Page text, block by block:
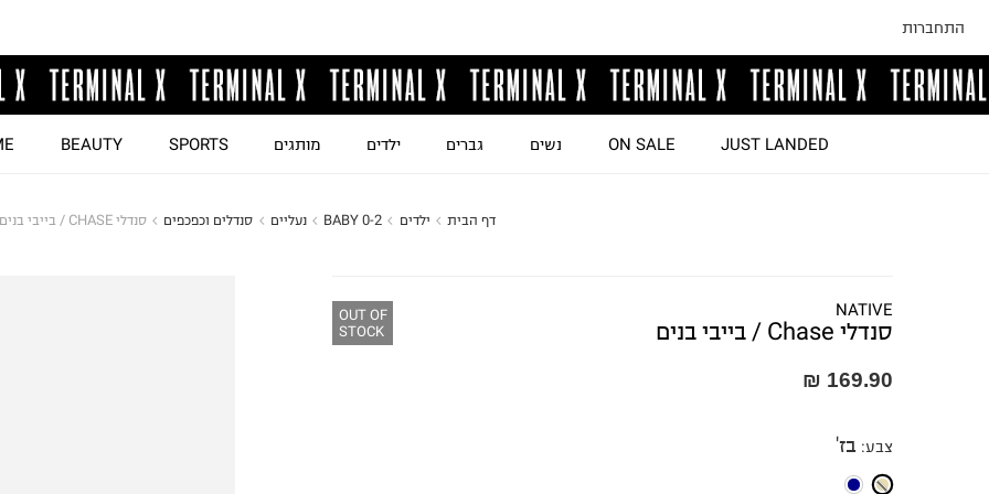
התחברות
JUST LANDED
ON SALE נשים גברים ילדים מותגים SPORTS
BEAUTY
דף הבית ילדים BABY 0-2 נעליים סנדלים וכפכפים סנדלי CHASE / בייבי בנים
NATIVE
סנדלי Chase / בייבי בנים
OUT OF
STOCK
169.90 ₪
צבע: בז'